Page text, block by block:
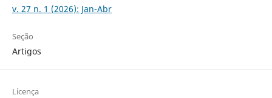
v. 27 n. 1 (2026): Jan-Abr
Seção
Artigos
Licença